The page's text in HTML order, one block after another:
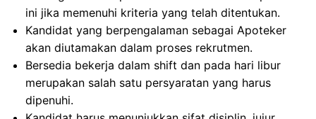
ini jika memenuhi kriteria yang telah ditentukan.
Kandidat yang berpengalaman sebagai Apoteker
akan diutamakan dalam proses rekrutmen.
Bersedia bekerja dalam shift dan pada hari libur
merupakan salah satu persyaratan yang harus
dipenuhi.